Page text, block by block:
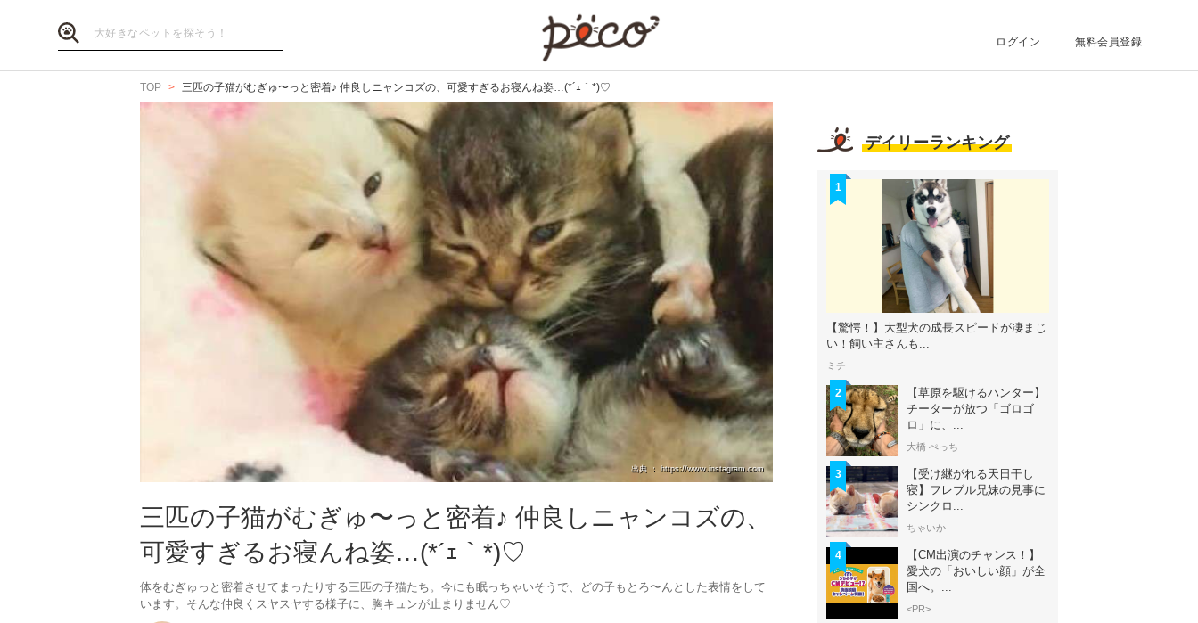
ログイン 無料会員登録
TOP 三匹の子猫がむぎゅ〜っと密着♪ 仲良しニャンコズの、可愛すぎるお寝んね姿…(*´ｪ｀*)♡
出典 ： https://www.instagram.com
三匹の子猫がむぎゅ〜っと密着♪ 仲良しニャンコズの、
可愛すぎるお寝んね姿…(*´ｪ｀*)♡
体をむぎゅっと密着させてまったりする三匹の子猫たち。今にも眠っちゃいそうで、どの子もとろ〜んとした表情をして
います。そんな仲良くスヤスヤする様子に、胸キュンが止まりません♡
デイリーランキング
1
【驚愕！】大型犬の成長スピードが凄まじ
い！飼い主さんも...
ミチ
2
【草原を駆けるハンター】
チーターが放つ「ゴロゴ
ロ」に、...
大橋 ぺっち
3
【受け継がれる天日干し
寝】フレブル兄妹の見事に
シンクロ...
ちゃいか
4
【CM出演のチャンス！】
愛犬の「おいしい顔」が全
国へ。...
<PR>